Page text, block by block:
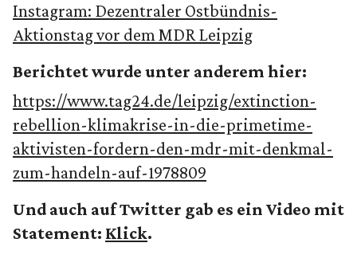
Instagram: Dezentraler Ostbündnis-
Aktionstag vor dem MDR Leipzig
Berichtet wurde unter anderem hier:
https://www.tag24.de/leipzig/extinction-
rebellion-klimakrise-in-die-primetime-
aktivisten-fordern-den-mdr-mit-denkmal-
zum-handeln-auf-1978809
Und auch auf Twitter gab es ein Video mit
Statement: Klick.